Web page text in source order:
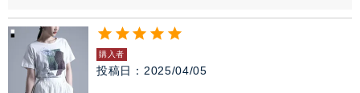
購入者
投稿日 2025/04/05